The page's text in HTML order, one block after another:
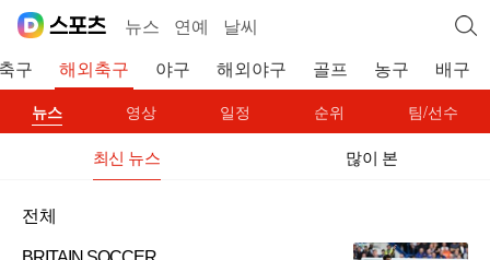
뉴스 연예 날씨
구 해외축구 야구 해외야구 골프 농구 배구
뉴스 영상 일정 순위 팀/선수
최신 뉴스 많이 본
전체